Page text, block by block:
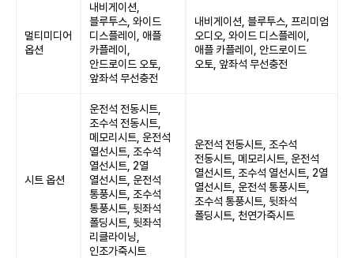
멀티미디어
옵션
내비게이션,
블루투스, 와이드
디스플레이, 애플
카플레이,
안드로이드 오토,
앞좌석 무선충전
내비게이션, 블루투스, 프리미엄
오디오, 와이드 디스플레이,
애플 카플레이, 안드로이드
오토, 앞좌석 무선충전
시트 옵션
운전석 전동시트,
조수석 전동시트,
메모리시트, 운전석
열선시트, 조수석
열선시트, 2열
열선시트, 운전석
통풍시트, 조수석
통풍시트, 뒷좌석
폴딩시트, 뒷좌석
리클라이닝,
인조가죽시트
운전석 전동시트, 조수석
전동시트, 메모리시트, 운전석
열선시트, 조수석 열선시트, 2열
열선시트, 운전석 통풍시트,
조수석 통풍시트, 뒷좌석
폴딩시트, 천연가죽시트